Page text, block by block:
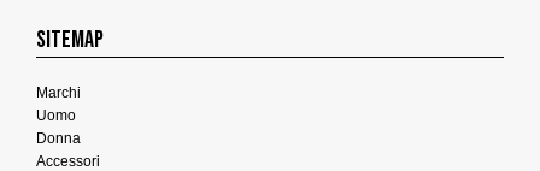
SITEMAP
Marchi
Uomo
Donna
Accessori